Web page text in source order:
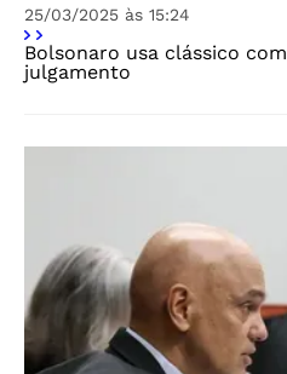
25/03/2025 às 15:24
Bolsonaro usa clássico
julgamento